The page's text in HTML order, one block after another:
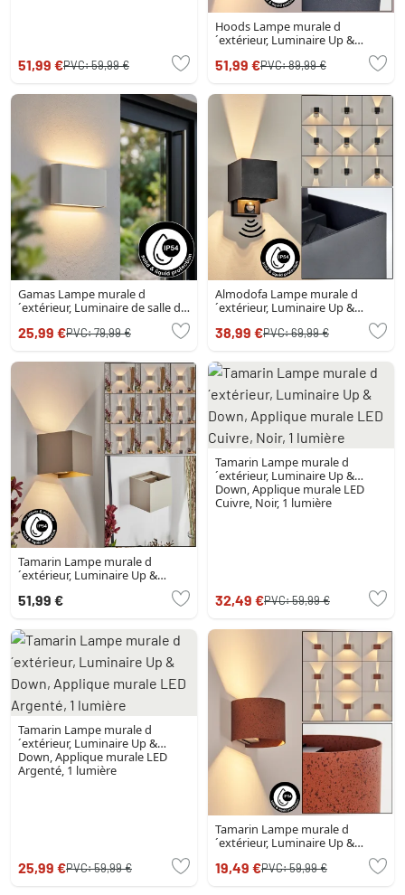
51,99 €PVC:59,99 €
Hoods Lampe murale d
´extérieur, Luminaire Up &
Anthracite, 1 lumière
51,99 €PVC:89,99 €
Gamas Lampe murale d
´extérieur, Luminaire de salle de
Applique murale Blanc, 1
25,99 €PVC:79,99 €
Almodofa Lampe murale d
´extérieur, Luminaire Up &
Down Noir, 1 lumière, Détecteur
de mouvement
38,99 €PVC:69,99 €
Tamarin Lampe murale d
´extérieur, Luminaire Up &
Beige, 2 lumières
51,99 €
Tamarin Lampe murale d
´extérieur, Luminaire Up &
Down, Applique murale LED
Cuivre, Noir, 1 lumière
32,49 €PVC:59,99 €
Tamarin Lampe murale d
´extérieur, Luminaire Up &
Down, Applique murale LED
Argenté, 1 lumière
25,99 €PVC:59,99 €
Tamarin Lampe murale d
´extérieur, Luminaire Up &
Rouille, Noir, 1 lumière
19,49 €PVC:59,99 €